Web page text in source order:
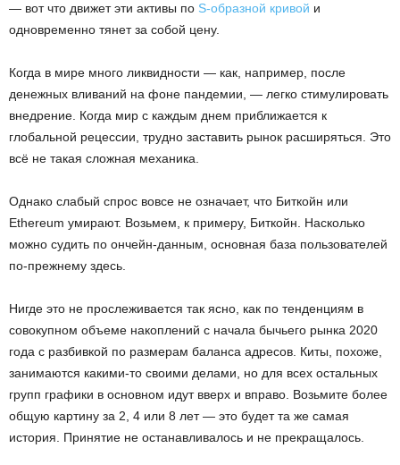
— вот что движет эти активы по S-образной кривой и
одновременно тянет за собой цену.
Когда в мире много ликвидности — как, например, после
денежных вливаний на фоне пандемии, — легко стимулировать
внедрение. Когда мир с каждым днем приближается к
глобальной рецессии, трудно заставить рынок расширяться. Это
всё не такая сложная механика.
Однако слабый спрос вовсе не означает, что Биткойн или
Ethereum умирают. Возьмем, к примеру, Биткойн. Насколько
можно судить по ончейн-данным, основная база пользователей
по-прежнему здесь.
Нигде это не прослеживается так ясно, как по тенденциям в
совокупном объеме накоплений с начала бычьего рынка 2020
года с разбивкой по размерам баланса адресов. Киты, похоже,
занимаются какими-то своими делами, но для всех остальных
групп графики в основном идут вверх и вправо. Возьмите более
общую картину за 2, 4 или 8 лет — это будет та же самая
история. Принятие не останавливалось и не прекращалось.